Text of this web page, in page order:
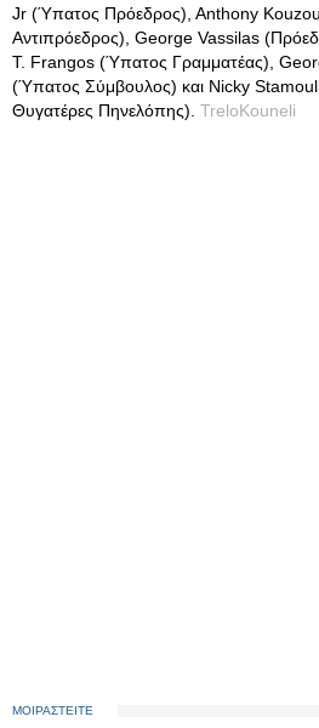
Jr (Ύπατος Πρόεδρος), Anthony
Αντιπρόεδρος), George Vassilas
T. Frangos (Ύπατος Γραμματέας),
(Ύπατος Σύμβουλος) και Nicky
Θυγατέρες Πηνελόπης). TreloKouneli
ΜΟΙΡΑΣΤΕΙΤΕ